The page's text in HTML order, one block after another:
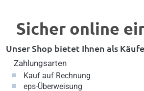
Sicher online
Unser Shop bietet Ihnen als
Zahlungsarten
Kauf auf Rechnung
eps-Überweisung